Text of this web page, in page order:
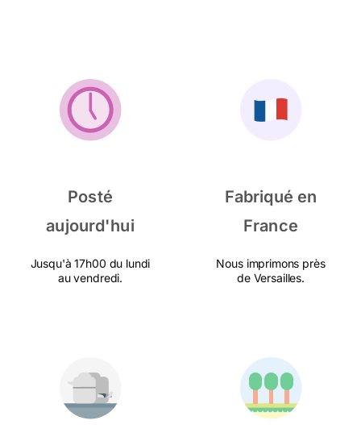
Posté
aujourd'hui
Jusqu'à 17h00 du lundi
au vendredi.
Fabriqué en
France
Nous imprimons près
de Versailles.